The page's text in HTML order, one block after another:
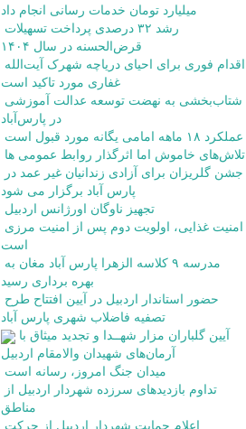
میلیارد تومان خدمات رسانی انجام داد
قرض‌الحسنه در سال ۱۴۰۴
غفاری مورد تاکید است
در پارس‌آباد
عملکرد ۱۸ ماهه امامی یگانه مورد قبول است
تلاش‌های خاموش اما اثرگذار روابط عمومی ها
پارس آباد برگزار می شود
تجهیز ناوگان اورژانس اردبیل
است
بهره برداری رسید
تصفیه فاضلاب شهری پارس آباد
آرمان‌های شهیدان والامقام اردبیل
میدان جنگ امروز، رسانه است
مناطق